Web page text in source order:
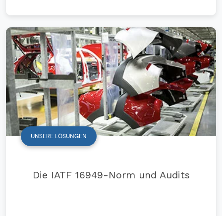
UNSERE LÖSUNGEN
Die IATF 16949-Norm und Audits